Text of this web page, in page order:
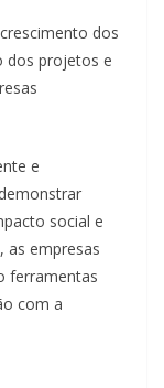
dos
dos projetos e
e
social e
as empresas
ferramentas
com a